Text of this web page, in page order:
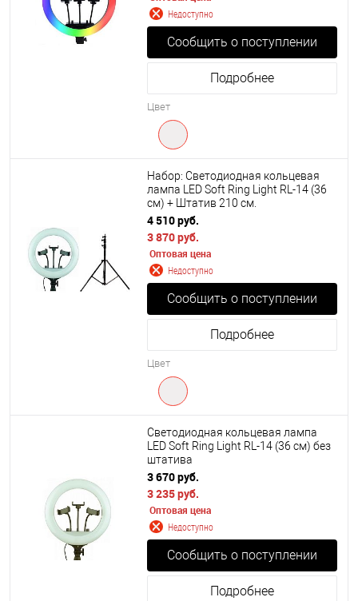
Недоступно
Сообщить о поступлении
Подробнее
Цвет
Набор: Светодиодная кольцевая
лампа LED Soft Ring Light RL-14 (36
см) + Штатив 210 см.
4 510 руб.
3 870 руб.
Оптовая цена
Недоступно
Сообщить о поступлении
Подробнее
Цвет
Светодиодная кольцевая лампа
LED Soft Ring Light RL-14 (36 см) без
штатива
3 670 руб.
3 235 руб.
Оптовая цена
Недоступно
Сообщить о поступлении
Подробнее